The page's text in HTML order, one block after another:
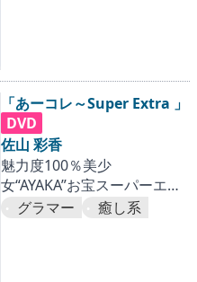
「あーコレ～Super Extra 」
DVD
佐山 彩香
魅力度100％美少
女“AYAKA”お宝スーパーエデ
ィション！
グラマー 癒し系